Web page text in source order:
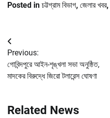
Posted in চট্টগ্রাম বিভাগ, জেলার খবর,
Post
navigation
Previous:
গোবিন্দপুরে আইন-শৃঙ্খলা সভা অনুষ্ঠিত,
মাদকের বিরুদ্ধে জিরো টলারেন্স ঘোষণা
Related News